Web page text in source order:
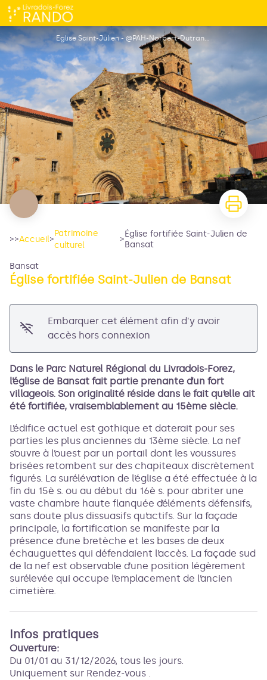
Église fortifiée Saint-Julien de Bansat
Eglise Saint-Julien - @PAH-Norbert-Dutranoy
>>Accueil>
Patrimoine
culturel
>
Église fortifiée Saint-Julien de
Bansat
Bansat
Église fortifiée Saint-Julien de Bansat
Embarquer cet élément afin d'y avoir
accès hors connexion
Dans le Parc Naturel Régional du Livradois-Forez,
l’église de Bansat fait partie prenante d’un fort
villageois. Son originalité réside dans le fait qu’elle ait
été fortifiée, vraisemblablement au 15ème siècle.
L’édifice actuel est gothique et daterait pour ses
parties les plus anciennes du 13ème siècle. La nef
s’ouvre à l’ouest par un portail dont les voussures
brisées retombent sur des chapiteaux discrètement
figurés. La surélévation de l’église a été effectuée à la
fin du 15è s. ou au début du 16è s. pour abriter une
vaste chambre haute flanquée d’éléments défensifs,
sans doute plus dissuasifs qu’actifs. Sur la façade
principale, la fortification se manifeste par la
présence d’une bretèche et les bases de deux
échauguettes qui défendaient l’accès. La façade sud
de la nef est observable d’une position légèrement
surélevée qui occupe l’emplacement de l’ancien
cimetière.
Infos pratiques
Ouverture:
Du 01/01 au 31/12/2026, tous les jours.
Uniquement sur Rendez-vous .